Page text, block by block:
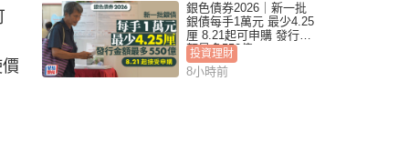
銀色債券2026｜新一批
銀債每手1萬元 最少4.25
厘 8.21起可申購 發行金
額最多550億
投資理財
8小時前